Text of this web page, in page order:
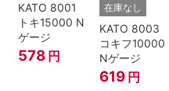
KATO 8001
トキ15000 N
ゲージ
578 円
在庫なし
KATO 8003
コキフ10000
Nゲージ
619 円